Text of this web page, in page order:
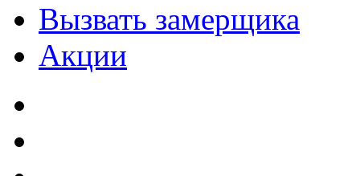
Вызвать замерщика
Акции